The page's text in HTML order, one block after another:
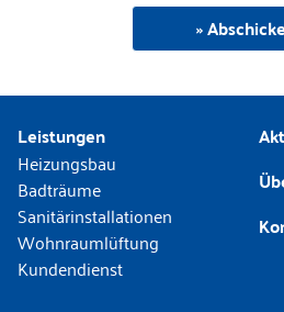
Leistungen
Heizungsbau
Badträume
Sanitärinstallationen
Wohnraumlüftung
Kundendienst